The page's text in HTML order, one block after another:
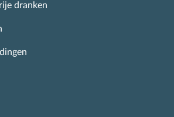
dranken